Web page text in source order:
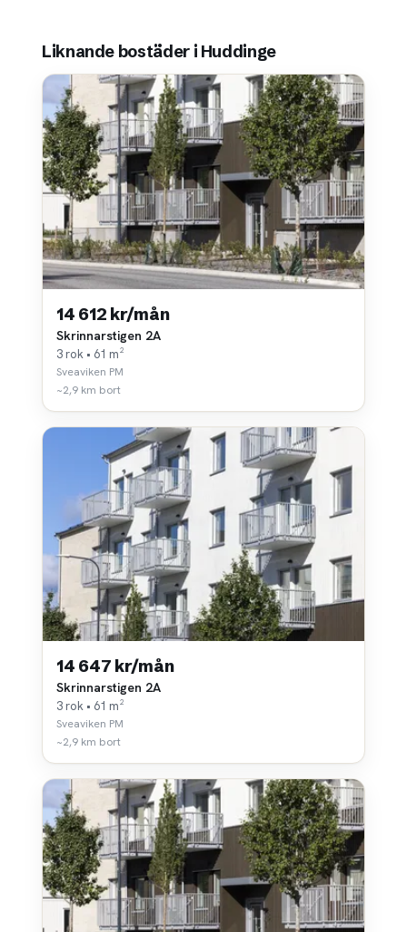
Liknande bostäder i Huddinge
14 612 kr/mån
Skrinnarstigen 2A
3 rok • 61 m²
Sveaviken PM
~2,9 km bort
14 647 kr/mån
Skrinnarstigen 2A
3 rok • 61 m²
Sveaviken PM
~2,9 km bort